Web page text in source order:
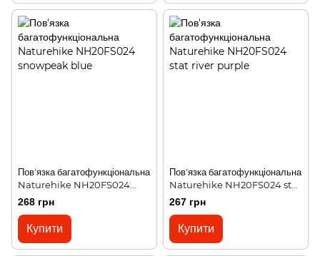
Пов'язка багатофункціональна
Naturehike NH20FS024
snowpeak blue
268 грн
Купити
Пов'язка багатофункціональна
Naturehike NH20FS024 stat
river purple
267 грн
Купити